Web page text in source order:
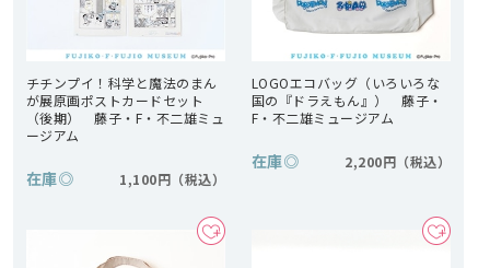
チチンプイ！科学と魔法のまん
が展原画ポストカードセット
（後期） 藤子・F・不二雄ミュ
ージアム
在庫◎ 1,100円
LOGOエコバッグ（いろいろな
国の『ドラえもん』） 藤子・
F・不二雄ミュージアム
在庫◎ 2,200円